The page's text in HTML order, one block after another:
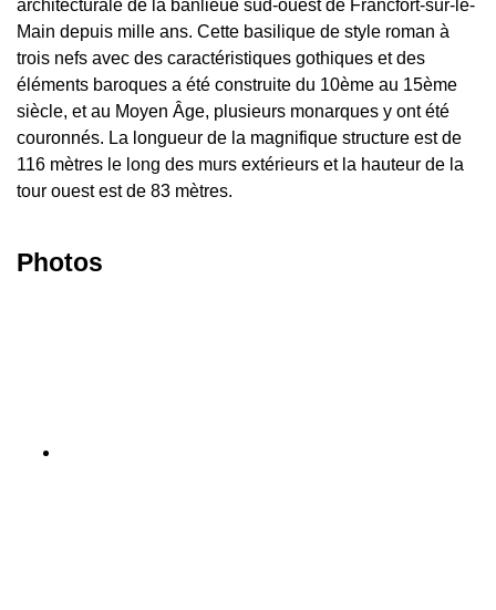
architecturale de la banlieue sud-ouest de Francfort-sur-le-
Main depuis mille ans. Cette basilique de style roman à
trois nefs avec des caractéristiques gothiques et des
éléments baroques a été construite du 10ème au 15ème
siècle, et au Moyen Âge, plusieurs monarques y ont été
couronnés. La longueur de la magnifique structure est de
116 mètres le long des murs extérieurs et la hauteur de la
tour ouest est de 83 mètres.
Photos